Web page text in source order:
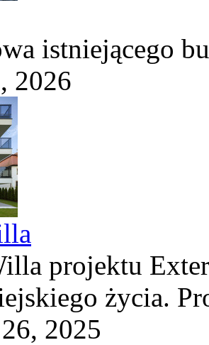
istniejącego
2026
projektu
życia.
2025